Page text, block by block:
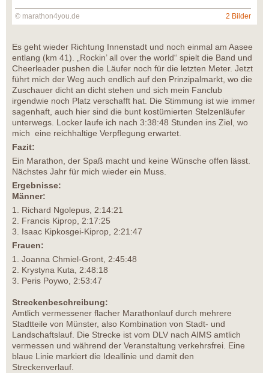
© marathon4you.de 2 Bilder
Es geht wieder Richtung Innenstadt und noch einmal am Aasee
entlang (km 41). „Rockin’ all over the world“ spielt die Band und
Cheerleader pushen die Läufer noch für die letzten Meter. Jetzt
führt mich der Weg auch endlich auf den Prinzipalmarkt, wo die
Zuschauer dicht an dicht stehen und sich mein Fanclub
irgendwie noch Platz verschafft hat. Die Stimmung ist wie immer
sagenhaft, auch hier sind die bunt kostümierten Stelzenläufer
unterwegs. Locker laufe ich nach 3:38:48 Stunden ins Ziel, wo
mich eine reichhaltige Verpflegung erwartet.
Fazit:
Ein Marathon, der Spaß macht und keine Wünsche offen lässt.
Nächstes Jahr für mich wieder ein Muss.
Ergebnisse:
Männer:
1. Richard Ngolepus, 2:14:21
2. Francis Kiprop, 2:17:25
3. Isaac Kipkosgei-Kiprop, 2:21:47
Frauen:
1. Joanna Chmiel-Gront, 2:45:48
2. Krystyna Kuta, 2:48:18
3. Peris Poywo, 2:53:47
Streckenbeschreibung:
Amtlich vermessener flacher Marathonlauf durch mehrere
Stadtteile von Münster, also Kombination von Stadt- und
Landschaftslauf. Die Strecke ist vom DLV nach AIMS amtlich
vermessen und während der Veranstaltung verkehrsfrei. Eine
blaue Linie markiert die Ideallinie und damit den
Streckenverlauf.